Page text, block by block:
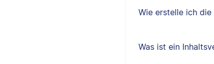
Wie erstelle ich
Was ist ein